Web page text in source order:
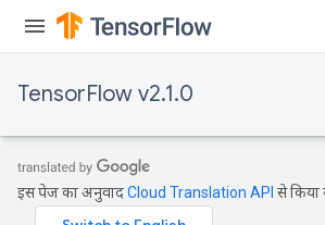
TensorFlow v2.1.0
इस पेज का अनुवादCloud Translation API से किया